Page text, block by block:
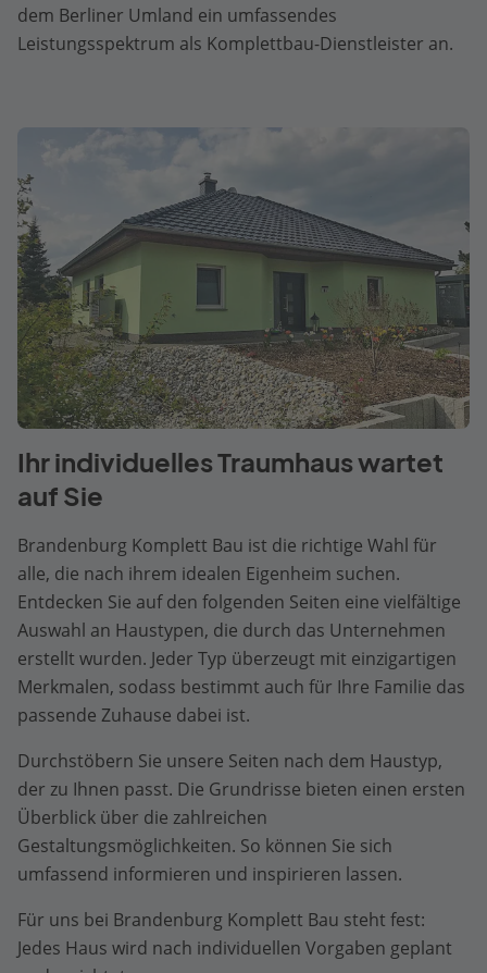
dem Berliner Umland ein umfassendes
Leistungsspektrum als Komplettbau-Dienstleister an.
Ihr individuelles Traumhaus wartet
auf Sie
Brandenburg Komplett Bau ist die richtige Wahl für
alle, die nach ihrem idealen Eigenheim suchen.
Entdecken Sie auf den folgenden Seiten eine vielfältige
Auswahl an Haustypen, die durch das Unternehmen
erstellt wurden. Jeder Typ überzeugt mit einzigartigen
Merkmalen, sodass bestimmt auch für Ihre Familie das
passende Zuhause dabei ist.
Durchstöbern Sie unsere Seiten nach dem Haustyp,
der zu Ihnen passt. Die Grundrisse bieten einen ersten
Überblick über die zahlreichen
Gestaltungsmöglichkeiten. So können Sie sich
umfassend informieren und inspirieren lassen.
Für uns bei Brandenburg Komplett Bau steht fest:
Jedes Haus wird nach individuellen Vorgaben geplant